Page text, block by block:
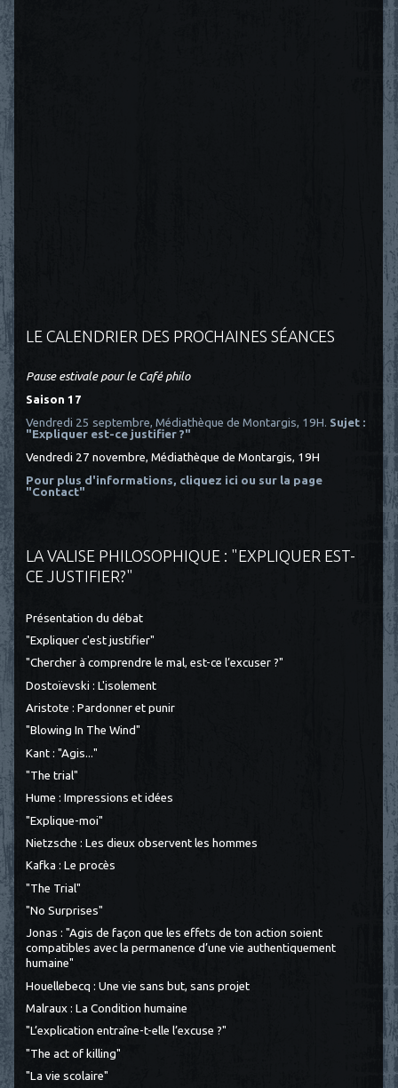
LE CALENDRIER DES PROCHAINES SÉANCES
Pause estivale pour le Café philo
Saison 17
Vendredi 25 septembre, Médiathèque de Montargis, 19H. Sujet :
"Expliquer est-ce justifier ?"
Vendredi 27 novembre, Médiathèque de Montargis, 19H
Pour plus d'informations, cliquez ici ou sur la page
"Contact"
LA VALISE PHILOSOPHIQUE : "EXPLIQUER EST-
CE JUSTIFIER?"
Présentation du débat
"Expliquer c'est justifier"
"Chercher à comprendre le mal, est-ce l’excuser ?"
Dostoïevski : L'isolement
Aristote : Pardonner et punir
"Blowing In The Wind"
Kant : "Agis..."
"The trial"
Hume : Impressions et idées
"Explique-moi"
Nietzsche : Les dieux observent les hommes
Kafka : Le procès
"The Trial"
"No Surprises"
Jonas : "Agis de façon que les effets de ton action soient
compatibles avec la permanence d’une vie authentiquement
humaine"
Houellebecq : Une vie sans but, sans projet
Malraux : La Condition humaine
"L’explication entraîne-t-elle l’excuse ?"
"The act of killing"
"La vie scolaire"